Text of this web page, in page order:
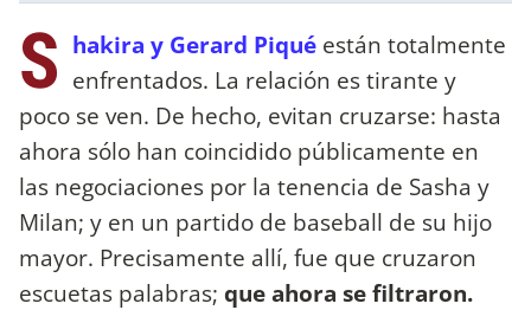
S hakira y Gerard Piqué están totalmente
enfrentados. La relación es tirante y
poco se ven. De hecho, evitan cruzarse: hasta
ahora sólo han coincidido públicamente en
las negociaciones por la tenencia de Sasha y
Milan; y en un partido de baseball de su hijo
mayor. Precisamente allí, fue que cruzaron
escuetas palabras; que ahora se filtraron.